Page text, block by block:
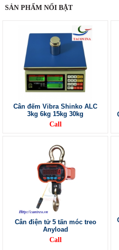
SẢN PHẨM NỔI BẬT
Cân đếm Vibra Shinko ALC
3kg 6kg 15kg 30kg
Call
Cân điện tử 5 tấn móc treo
Anyload
Call